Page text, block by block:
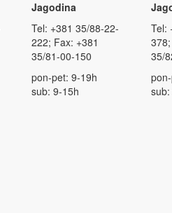
Jagodina
Tel: +381 35/88-22-
222; Fax: +381
35/81-00-150
pon-pet: 9-19h
sub: 9-15h
Tel:
35/